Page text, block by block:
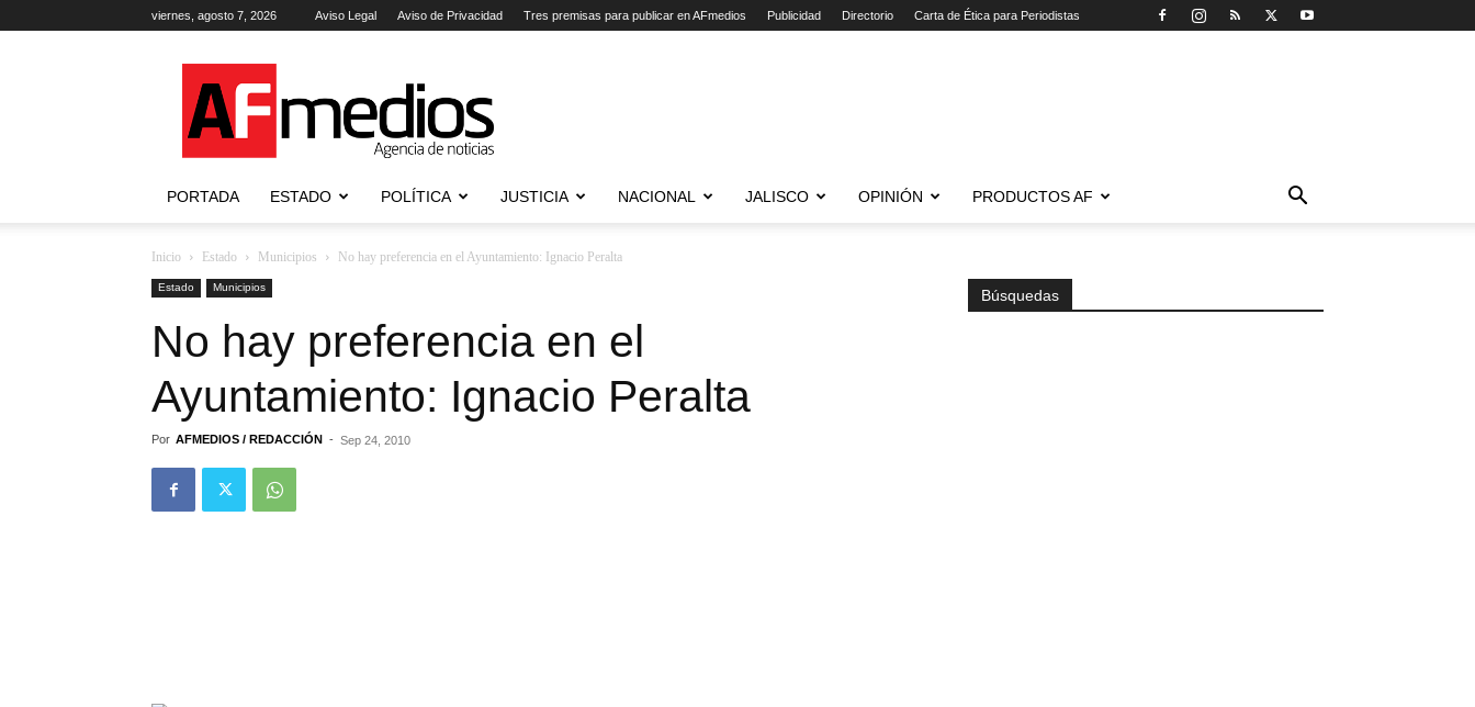
viernes, agosto 7, 2026 Aviso Legal Aviso de Privacidad Tres premisas para publicar en AFmedios Publicidad Directorio Carta de Ética para Periodistas
Agencia
de
Noticias
PORTADA ESTADO POLÍTICA JUSTICIA NACIONAL JALISCO OPINIÓN PRODUCTOS AF
Inicio Estado Municipios No hay preferencia en el Ayuntamiento: Ignacio Peralta
Estado Municipios
No hay preferencia en el
Ayuntamiento: Ignacio Peralta
Por AFMEDIOS / REDACCIÓN - Sep 24, 2010
Búsquedas